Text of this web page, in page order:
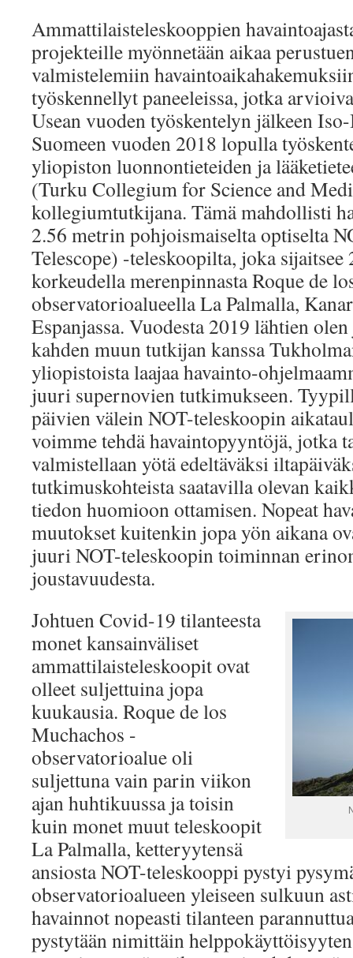
Ammattilaisteleskooppien
projekteille myönnetään aikaa
valmistelemiin
työskennellyt paneeleissa, jotka
Usean vuoden työskentelyn jälkeen
Suomeen vuoden 2018 lopulla
yliopiston luonnontieteiden ja
(Turku Collegium for Science and
kollegiumtutkijana. Tämä mahdollisti
2.56 metrin pohjoismaiselta optiselta
Telescope) -teleskoopilta, joka
korkeudella merenpinnasta Roque de
observatorioalueella La Palmalla,
Espanjassa. Vuodesta 2019 lähtien
kahden muun tutkijan kanssa
yliopistoista laajaa havainto-
juuri supernovien tutkimukseen.
päivien välein NOT-teleskoopin
voimme tehdä havaintopyyntöjä, jotka
valmistellaan yötä edeltäväksi
tutkimuskohteista saatavilla olevan
tiedon huomioon ottamisen. Nopeat
muutokset kuitenkin jopa yön aikana
juuri NOT-teleskoopin toiminnan
joustavuudesta.
Johtuen Covid-19 tilanteesta
monet kansainväliset
ammattilaisteleskoopit ovat
olleet suljettuina jopa
kuukausia. Roque de los
Muchachos -
observatorioalue oli
suljettuna vain parin viikon
ajan huhtikuussa ja toisin
kuin monet muut teleskoopit
La Palmalla, ketteryytensä
ansiosta NOT-teleskooppi pystyi
observatorioalueen yleiseen sulkuun
havainnot nopeasti tilanteen
pystytään nimittäin